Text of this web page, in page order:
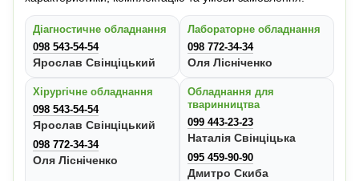
Діагностичне обладнання
098 543-54-54
Ярослав Свінціцький
Лабораторне обладнання
098 772-34-34
Оля Лісніченко
Хірургічне обладнання
098 543-54-54
Ярослав Свінціцький
098 772-34-34
Оля Лісніченко
Обладнання для
тваринництва
099 443-23-23
Наталія Свінціцька
095 459-90-90
Дмитро Скиба